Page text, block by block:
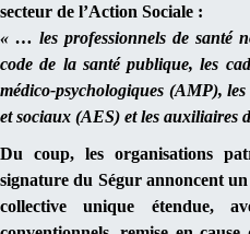
secteur de l’Action Sociale :
« … les professionnels de santé
code de la santé publique, les
médico-psychologiques (AMP),
et sociaux (AES) et les auxiliaires
Du coup, les organisations
signature du Ségur annoncent
collective unique étendue,